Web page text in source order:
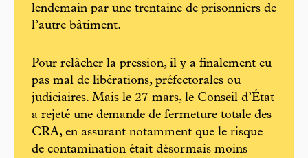
lendemain par une trentaine de prisonniers de
l’autre bâtiment.
Pour relâcher la pression, il y a finalement eu
pas mal de libérations, préfectorales ou
judiciaires. Mais le 27 mars, le Conseil d’État
a rejeté une demande de fermeture totale des
CRA, en assurant notamment que le risque
de contamination était désormais moins